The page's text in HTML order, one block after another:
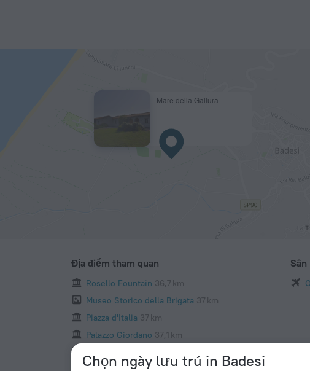
Chọn ngày lưu trú in Badesi
Mare della Gallura
Địa điểm tham quan
Rosello Fountain 36,7 km
Museo Storico della Brigata 37 km
Piazza d'Italia 37 km
Palazzo Giordano 37,1 km
Sân